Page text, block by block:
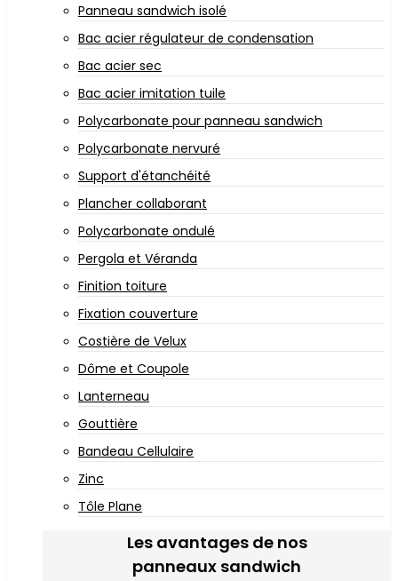
Panneau sandwich isolé
Bac acier régulateur de condensation
Bac acier sec
Bac acier imitation tuile
Polycarbonate pour panneau sandwich
Polycarbonate nervuré
Support d'étanchéité
Plancher collaborant
Polycarbonate ondulé
Pergola et Véranda
Finition toiture
Fixation couverture
Costière de Velux
Dôme et Coupole
Lanterneau
Gouttière
Bandeau Cellulaire
Zinc
Tôle Plane
Les avantages de nos
panneaux sandwich